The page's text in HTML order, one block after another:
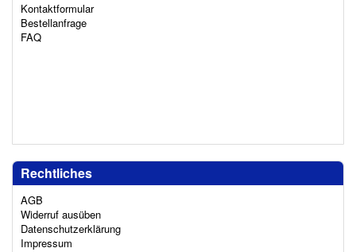
Kontaktformular
Bestellanfrage
FAQ
Rechtliches
AGB
Widerruf ausüben
Datenschutzerklärung
Impressum